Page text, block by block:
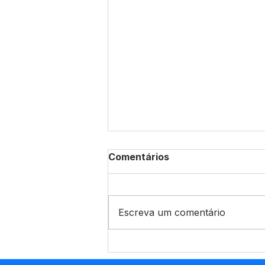
Prefeitura de Marechal
Comentários
Escreva um comentário